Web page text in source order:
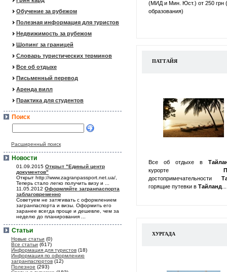
Обучение за рубежом
Полезная информация для туристов
Недвижимость за рубежом
Шопинг за границей
Словарь туристических терминов
Все об отдыхе
Письменный перевод
Аренда вилл
Практика для студентов
Поиск
Расширенный поиск
Новости
01.09.2015 Открыт "Единый центр
документов"
Открыт http://www.zagranpassport.net.ua/,
Теперь стало легко получить визу и ...
11.05.2012 Оформляйте загранпаспорта
заблаговременно
Советуем не затягивать с оформлением
загранпаспорта и визы. Оформить его
заранее всегда проще и дешевле, чем за
неделю до планирования ...
Статьи
Новые статьи (0)
Все статьи (617)
Информация для туристов (18)
Информация по оформлению
загранпаспортов (12)
Полезное (293)
(МИД и Мин. Юст.) от 250 грн
образования)
ПАТТАЙЯ
Все об отдыхе в
курорте
достопримечательности
горящие путевки в Тайланд
ХУРГАДА